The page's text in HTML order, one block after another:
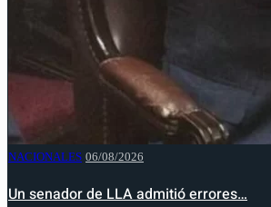
NACIONALES 06/08/2026
Un senador de LLA admitió errores…